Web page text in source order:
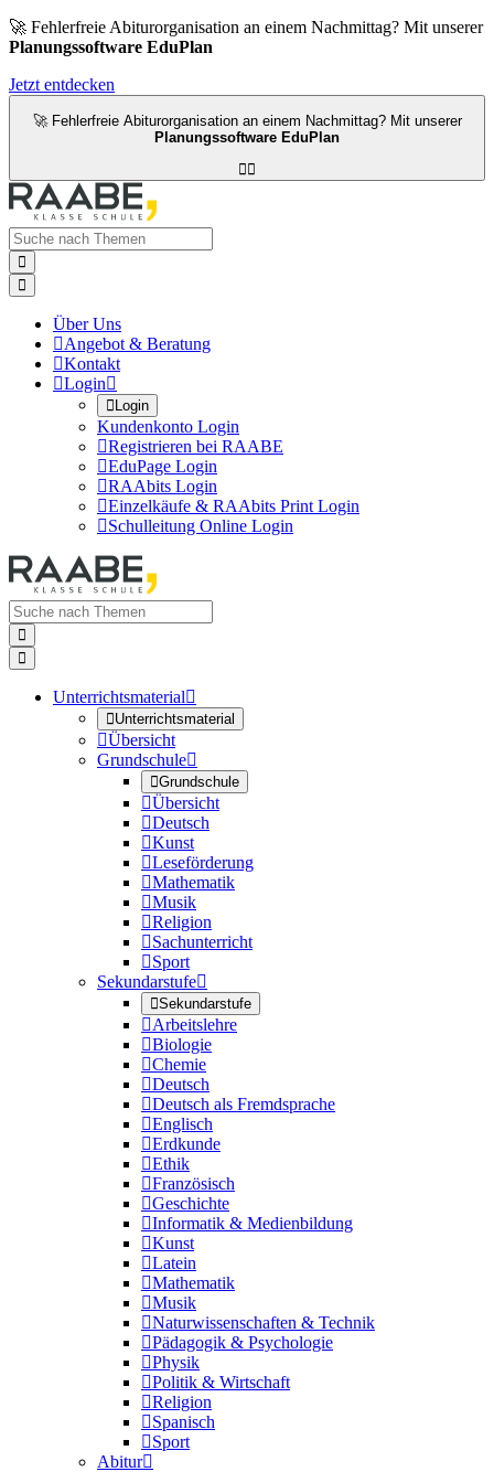
🚀 Fehlerfreie Abiturorganisation an einem Nachmittag? Mit unserer
Planungssoftware EduPlan
Jetzt entdecken
🚀 Fehlerfreie Abiturorganisation an einem Nachmittag? Mit unserer
Planungssoftware EduPlan



Über Uns
Angebot & Beratung
Kontakt
Login
Login
Kundenkonto Login
Registrieren bei RAABE
EduPage Login
RAAbits Login
Einzelkäufe & RAAbits Print Login
Schulleitung Online Login


Unterrichtsmaterial
Unterrichtsmaterial
Übersicht
Grundschule
Grundschule
Übersicht
Deutsch
Kunst
Leseförderung
Mathematik
Musik
Religion
Sachunterricht
Sport
Sekundarstufe
Sekundarstufe
Arbeitslehre
Biologie
Chemie
Deutsch
Deutsch als Fremdsprache
Englisch
Erdkunde
Ethik
Französisch
Geschichte
Informatik & Medienbildung
Kunst
Latein
Mathematik
Musik
Naturwissenschaften & Technik
Pädagogik & Psychologie
Physik
Politik & Wirtschaft
Religion
Spanisch
Sport
Abitur